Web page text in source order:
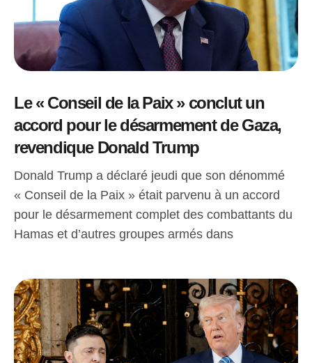
Le « Conseil de la Paix » conclut un
accord pour le désarmement de Gaza,
revendique Donald Trump
Donald Trump a déclaré jeudi que son dénommé
« Conseil de la Paix » était parvenu à un accord
pour le désarmement complet des combattants du
Hamas et d’autres groupes armés dans